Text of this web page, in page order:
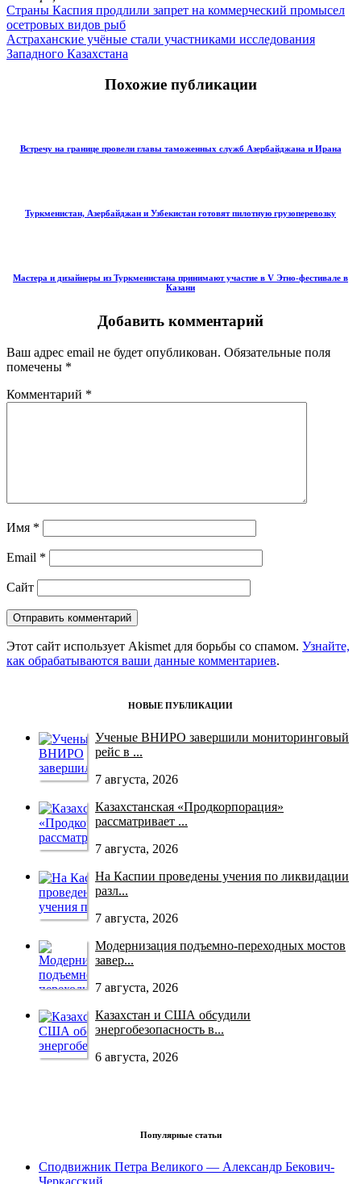
Страны Каспия продлили запрет на коммерческий промысел
осетровых видов рыб
Астраханские учёные стали участниками исследования
Западного Казахстана
Похожие публикации
Встречу на границе провели главы таможенных служб Азербайджана и Ирана
Туркменистан, Азербайджан и Узбекистан готовят пилотную грузоперевозку
Мастера и дизайнеры из Туркменистана принимают участие в V Этно-фестивале в
Казани
Добавить комментарий
Ваш адрес email не будет опубликован. Обязательные поля
помечены *
Комментарий *
Имя *
Email *
Сайт
Этот сайт использует Akismet для борьбы со спамом. Узнайте,
как обрабатываются ваши данные комментариев.
НОВЫЕ ПУБЛИКАЦИИ
Ученые ВНИРО завершили мониторинговый
рейс в ...
7 августа, 2026
Казахстанская «Продкорпорация»
рассматривает ...
7 августа, 2026
На Каспии проведены учения по ликвидации
разл...
7 августа, 2026
Модернизация подъемно-переходных мостов
завер...
7 августа, 2026
Казахстан и США обсудили
энергобезопасность в...
6 августа, 2026
Популярные статьи
Сподвижник Петра Великого — Александр Бекович-